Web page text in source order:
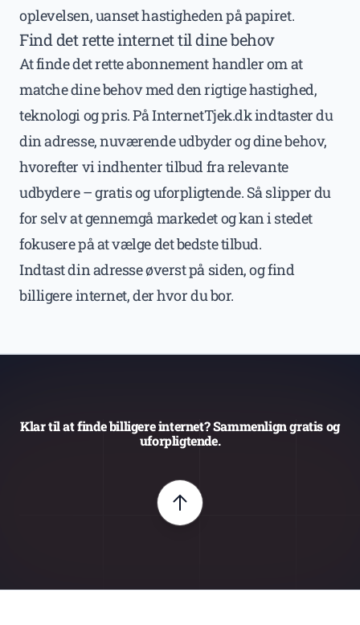
oplevelsen, uanset hastigheden på papiret.
Find det rette internet til dine behov
At finde det rette abonnement handler om at
matche dine behov med den rigtige hastighed,
teknologi og pris. På InternetTjek.dk indtaster du
din adresse, nuværende udbyder og dine behov,
hvorefter vi indhenter tilbud fra relevante
udbydere – gratis og uforpligtende. Så slipper du
for selv at gennemgå markedet og kan i stedet
fokusere på at vælge det bedste tilbud.
Indtast din adresse øverst på siden, og find
billigere internet, der hvor du bor.
Klar til at finde billigere internet? Sammenlign gratis og
uforpligtende.